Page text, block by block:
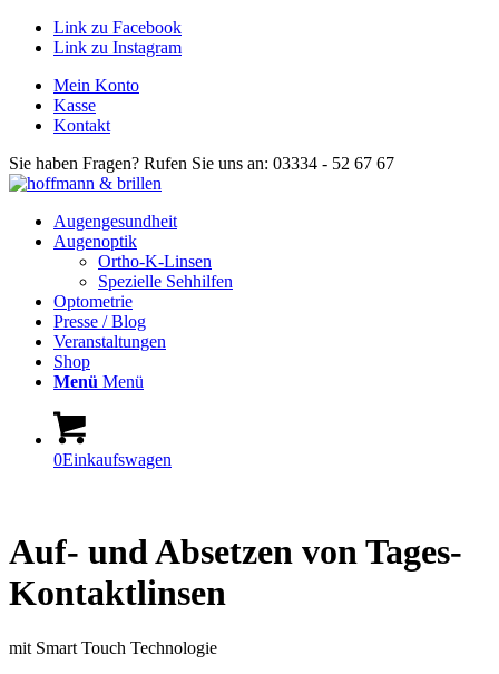
Link zu Facebook
Link zu Instagram
Mein Konto
Kasse
Kontakt
Sie haben Fragen? Rufen Sie uns an: 03334 - 52 67 67
Augengesundheit
Augenoptik
Ortho-K-Linsen
Spezielle Sehhilfen
Optometrie
Presse / Blog
Veranstaltungen
Shop
Menü Menü
0Einkaufswagen
Auf- und Absetzen von Tages-
Kontaktlinsen
mit Smart Touch Technologie